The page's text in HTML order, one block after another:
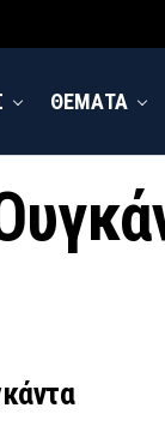
ΘΕΜΑΤΑ